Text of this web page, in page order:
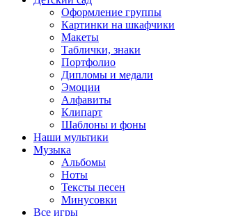
Оформление группы
Картинки на шкафчики
Макеты
Таблички, знаки
Портфолио
Дипломы и медали
Эмоции
Алфавиты
Клипарт
Шаблоны и фоны
Наши мультики
Музыка
Альбомы
Ноты
Тексты песен
Минусовки
Все игры